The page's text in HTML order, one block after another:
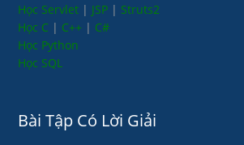
Học Servlet | JSP | Struts2
Học C | C++ | C#
Học Python
Học SQL
Bài Tập Có Lời Giải